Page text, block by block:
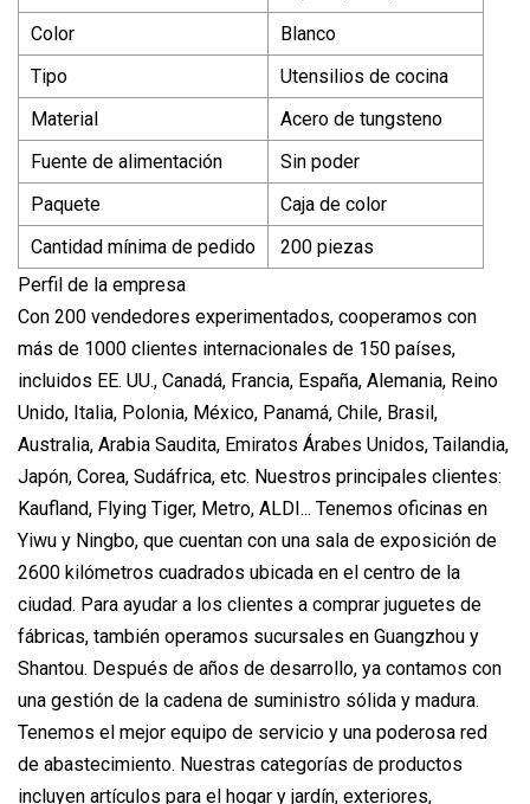
Color
Blanco
Tipo
Utensilios de cocina
Material
Acero de tungsteno
Fuente de alimentación
Sin poder
Paquete
Caja de color
Cantidad mínima de pedido
200 piezas
Perfil de la empresa
Con 200 vendedores experimentados, cooperamos con
más de 1000 clientes internacionales de 150 países,
incluidos EE. UU., Canadá, Francia, España, Alemania, Reino
Unido, Italia, Polonia, México, Panamá, Chile, Brasil,
Australia, Arabia Saudita, Emiratos Árabes Unidos, Tailandia,
Japón, Corea, Sudáfrica, etc. Nuestros principales clientes:
Kaufland, Flying Tiger, Metro, ALDI... Tenemos oficinas en
Yiwu y Ningbo, que cuentan con una sala de exposición de
2600 kilómetros cuadrados ubicada en el centro de la
ciudad. Para ayudar a los clientes a comprar juguetes de
fábricas, también operamos sucursales en Guangzhou y
Shantou. Después de años de desarrollo, ya contamos con
una gestión de la cadena de suministro sólida y madura.
Tenemos el mejor equipo de servicio y una poderosa red
de abastecimiento. Nuestras categorías de productos
incluyen artículos para el hogar y jardín, exteriores,